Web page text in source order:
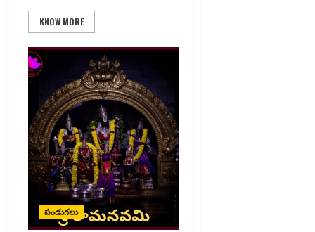
KNOW MORE
పండుగలు